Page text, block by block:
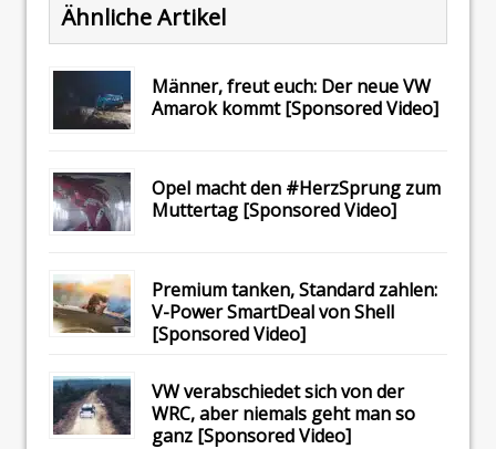
Ähnliche Artikel
Männer, freut euch: Der neue VW
Amarok kommt [Sponsored Video]
Opel macht den #HerzSprung zum
Muttertag [Sponsored Video]
Premium tanken, Standard zahlen:
V-Power SmartDeal von Shell
[Sponsored Video]
VW verabschiedet sich von der
WRC, aber niemals geht man so
ganz [Sponsored Video]